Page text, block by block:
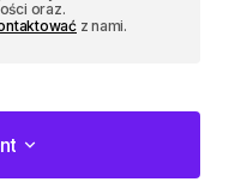
oraz.
z nami.